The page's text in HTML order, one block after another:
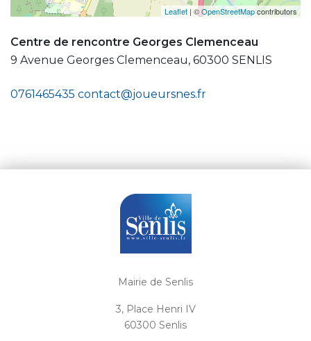
Leaflet | ©OpenStreetMapcontributors
Centre de rencontre Georges Clemenceau
9 Avenue Georges Clemenceau, 60300 SENLIS
0761465435 contact@joueursnes.fr
Mairie de Senlis
3, Place Henri IV
60300 Senlis